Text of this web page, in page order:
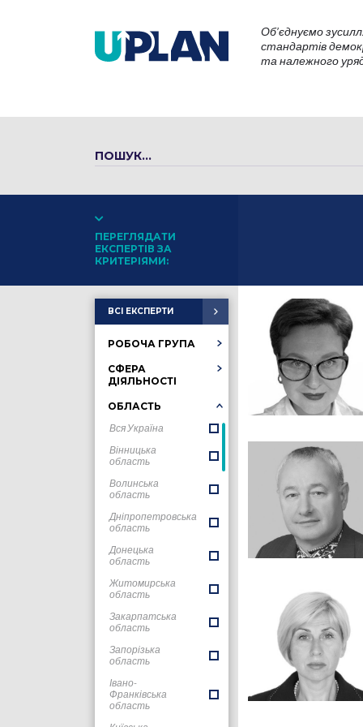
Об’єднуємо
стандартів
та належного
ПЕРЕГЛЯДАТИ
ЕКСПЕРТІВ ЗА
КРИТЕРІЯМИ:
ВСІ ЕКСПЕРТИ
РОБОЧА ГРУПА
СФЕРА
ДІЯЛЬНОСТІ
ОБЛАСТЬ
Вся Україна
Вінницька
область
Волинська
область
Дніпропетровська
область
Донецька
область
Житомирська
область
Закарпатська
область
Запорізька
область
Івано-
Франківська
область